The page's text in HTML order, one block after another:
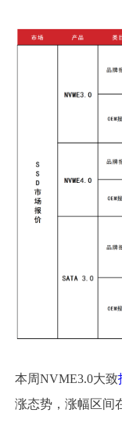
本周NVME3.0大致
涨态势，涨幅区间